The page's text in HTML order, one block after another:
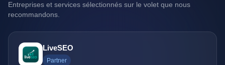
Entreprises et services sélectionnés sur le volet que nous
recommandons.
LiveSEO
Partner